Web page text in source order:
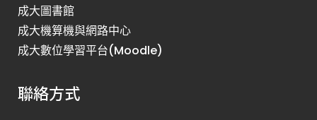
成大圖書館
成大機算機與網路中心
成大數位學習平台(Moodle)
聯絡方式